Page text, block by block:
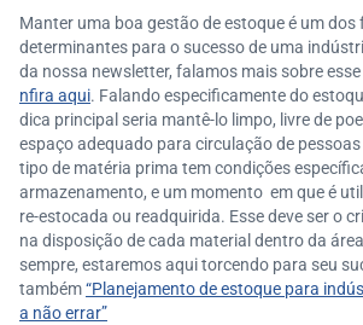
Manter uma boa gestão de estoque é um dos
determinantes para o sucesso de uma
da nossa newsletter, falamos mais sobre
nfira aqui. Falando especificamente do
dica principal seria mantê-lo limpo, livre de
espaço adequado para circulação de
tipo de matéria prima tem condições
armazenamento, e um momento em que é
re-estocada ou readquirida. Esse deve ser o
na disposição de cada material dentro da
sempre, estaremos aqui torcendo para seu
também“Planejamento de estoque para
a não errar”